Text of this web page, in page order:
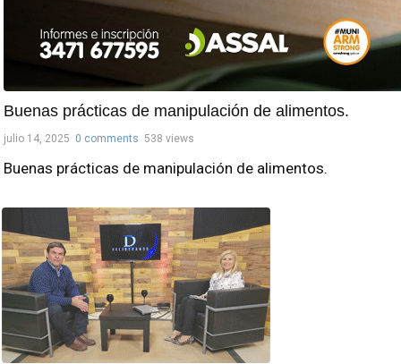
Buenas prácticas de manipulación de alimentos.
julio 14, 2025 0 comments 538 views
Buenas prácticas de manipulación de alimentos.